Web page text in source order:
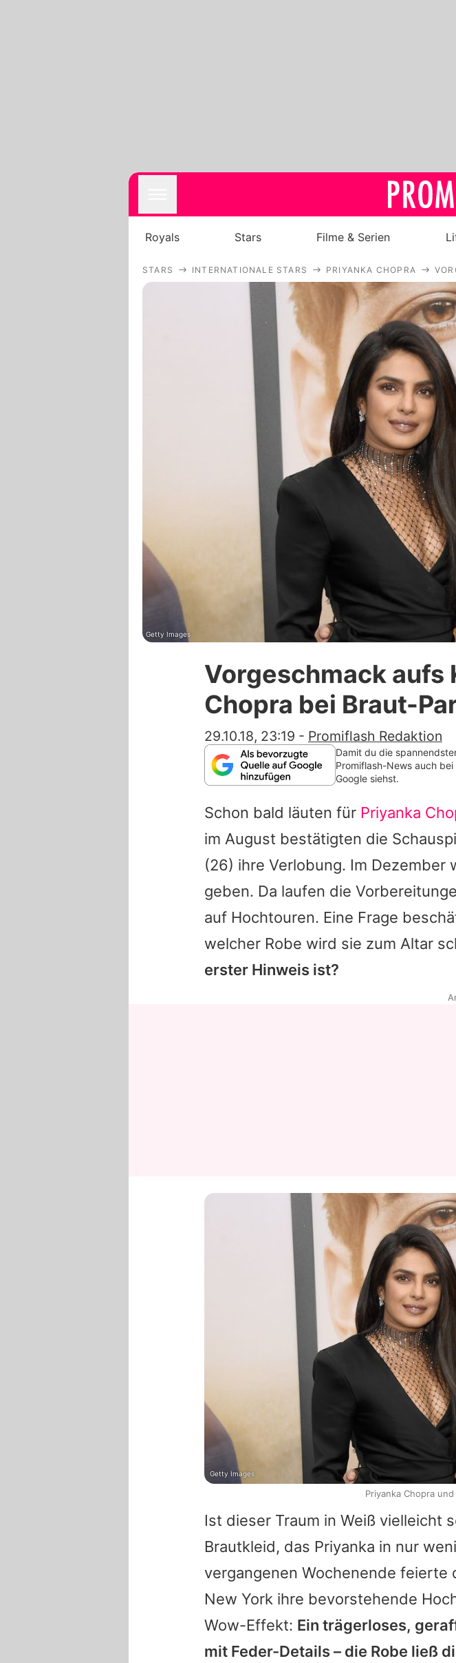
Filme
Alle
App
Utiq
Royals Stars Filme & Serien
STARS INTERNATIONALE STARS PRIYANKA CHOPRA
Getty Images
Vorgeschmack aufs
Chopra bei Braut-
29.10.18, 23:19 - Promiflash Redaktion
Damit du die
Promiflash-News auch bei
Google siehst.
Schon bald läuten für Priyanka
im August bestätigten die
(26) ihre Verlobung. Im Dezember
geben. Da laufen die
auf Hochtouren. Eine Frage
welcher Robe wird sie zum Altar
erster Hinweis ist?
Ist dieser Traum in Weiß vielleicht
Brautkleid, das Priyanka in nur
vergangenen Wochenende
New York ihre bevorstehende
Wow-Effekt: Ein trägerloses,
mit Feder-Details – die Robe ließ
Getty Images
Priyanka Chopra